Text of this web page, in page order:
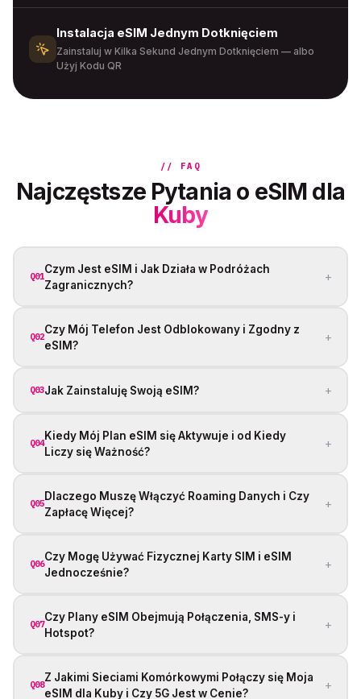
Instalacja eSIM Jednym Dotknięciem
Zainstaluj w Kilka Sekund Jednym Dotknięciem — albo
Użyj Kodu QR
// FAQ
Najczęstsze Pytania o eSIM dla
Kuby
Q01
Czym Jest eSIM i Jak Działa w Podróżach
Zagranicznych?
+
Q02
Czy Mój Telefon Jest Odblokowany i Zgodny z
eSIM?
+
Q03Jak Zainstaluję Swoją eSIM? +
Q04
Kiedy Mój Plan eSIM się Aktywuje i od Kiedy
Liczy się Ważność?
+
Q05
Dlaczego Muszę Włączyć Roaming Danych i Czy
Zapłacę Więcej?
+
Q06
Czy Mogę Używać Fizycznej Karty SIM i eSIM
Jednocześnie?
+
Q07
Czy Plany eSIM Obejmują Połączenia, SMS-y i
Hotspot?
+
Q08
Z Jakimi Sieciami Komórkowymi Połączy się Moja
eSIM dla Kuby i Czy 5G Jest w Cenie?
+